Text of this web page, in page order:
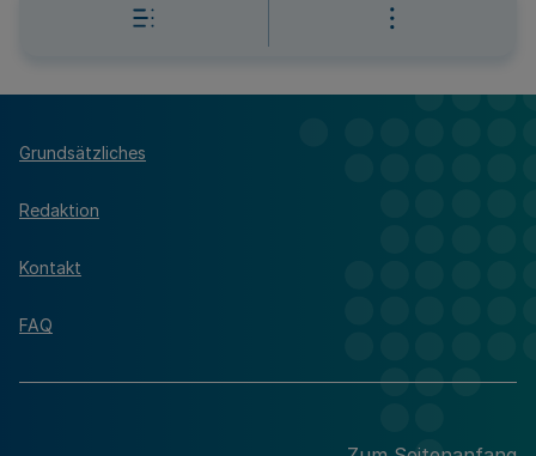
Grundsätzliches
Redaktion
Kontakt
FAQ